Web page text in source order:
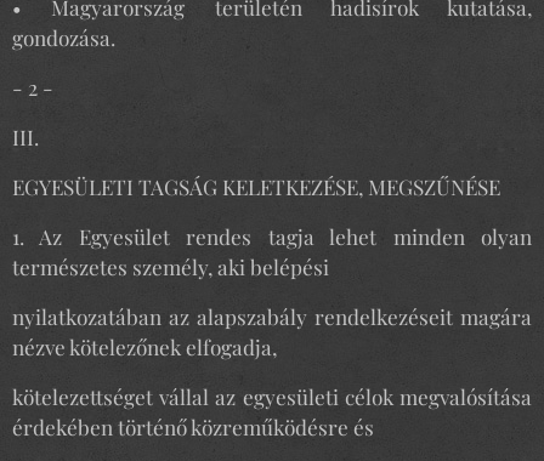
• Magyarország területén hadisírok kutatása,
gondozása.
- 2 -
III.
EGYESÜLETI TAGSÁG KELETKEZÉSE, MEGSZŰNÉSE
1. Az Egyesület rendes tagja lehet minden olyan
természetes személy, aki belépési
nyilatkozatában az alapszabály rendelkezéseit magára
nézve kötelezőnek elfogadja,
kötelezettséget vállal az egyesületi célok megvalósítása
érdekében történő közreműködésre és